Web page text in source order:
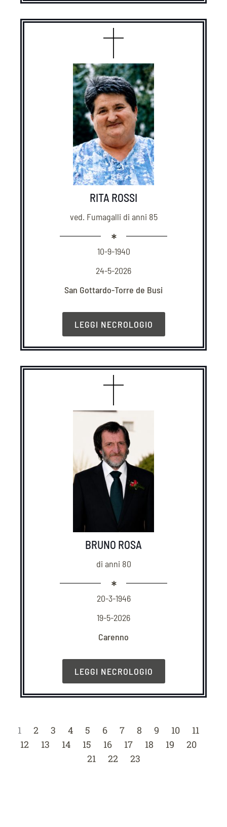
RITA ROSSI
ved. Fumagalli di anni 85
10-9-1940
24-5-2026
San Gottardo-Torre de Busi
LEGGI NECROLOGIO
BRUNO ROSA
di anni 80
20-3-1946
19-5-2026
Carenno
LEGGI NECROLOGIO
1 2 3 4 5 6 7 8 9 10
11
12
13 14 15 16 17 18 19
20
21
22 23